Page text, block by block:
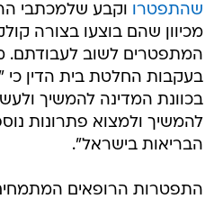
שהתפטרו וקבע שלמכתבי
מכיוון שהם בוצעו בצורה
המתפטרים לשוב
בעקבות החלטת בית הדין
בכוונת המדינה להמשיך
להמשיך ולמצוא פתרונות
הבריאות בישראל".
התפטרות הרופאים